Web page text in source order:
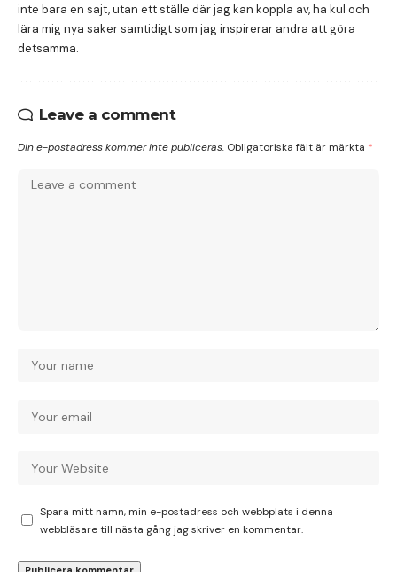
inte bara en sajt, utan ett ställe där jag kan koppla av, ha kul och
lära mig nya saker samtidigt som jag inspirerar andra att göra
detsamma.
Leave a comment
Din e-postadress kommer inte publiceras. Obligatoriska fält är märkta *
Spara mitt namn, min e-postadress och webbplats i denna
webbläsare till nästa gång jag skriver en kommentar.